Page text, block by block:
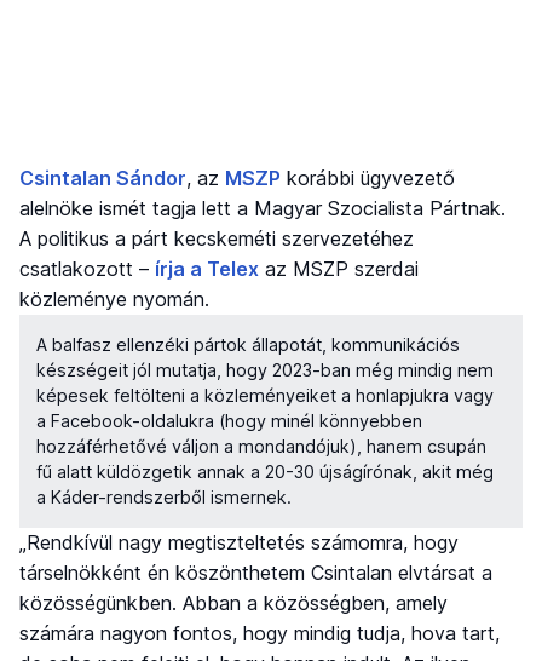
Csintalan Sándor, az MSZP korábbi ügyvezető
alelnöke ismét tagja lett a Magyar Szocialista Pártnak.
A politikus a párt kecskeméti szervezetéhez
csatlakozott – írja a Telex az MSZP szerdai
közleménye nyomán.
A balfasz ellenzéki pártok állapotát, kommunikációs
készségeit jól mutatja, hogy 2023-ban még mindig nem
képesek feltölteni a közleményeiket a honlapjukra vagy
a Facebook-oldalukra (hogy minél könnyebben
hozzáférhetővé váljon a mondandójuk), hanem csupán
fű alatt küldözgetik annak a 20-30 újságírónak, akit még
a Káder-rendszerből ismernek.
„Rendkívül nagy megtiszteltetés számomra, hogy
társelnökként én köszönthetem Csintalan elvtársat a
közösségünkben. Abban a közösségben, amely
számára nagyon fontos, hogy mindig tudja, hova tart,